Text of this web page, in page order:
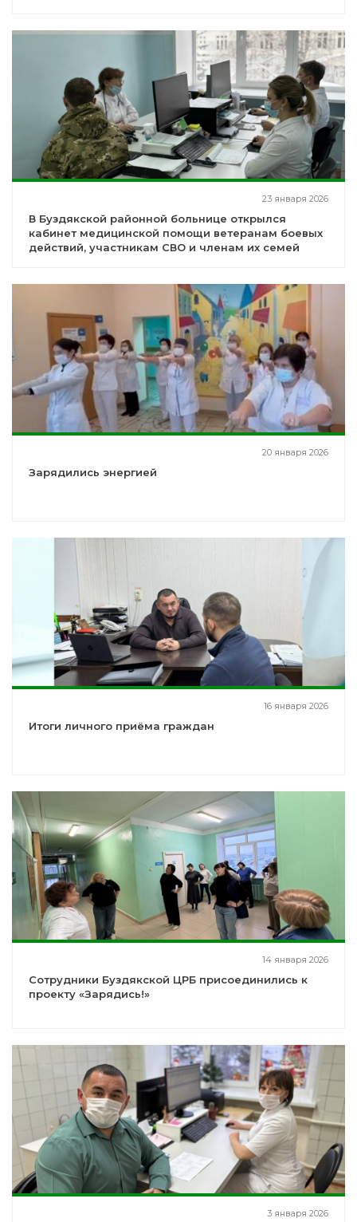
23 января 2026
В Буздякской районной больнице открылся
кабинет медицинской помощи ветеранам боевых
действий, участникам СВО и членам их семей
20 января 2026
Зарядились энергией
16 января 2026
Итоги личного приёма граждан
14 января 2026
Сотрудники Буздякской ЦРБ присоединились к
проекту «Зарядись!»
3 января 2026